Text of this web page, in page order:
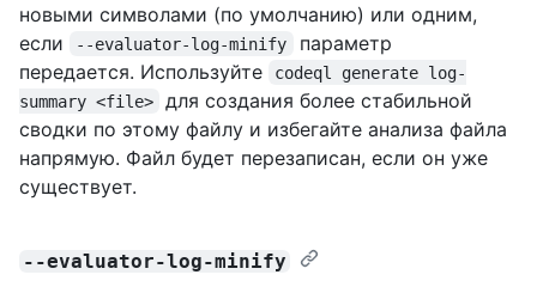
новыми символами (по умолчанию) или одним,
если
--evaluator-log-minify
параметр
передается. Используйте
codeql generate log-
summary <file>
для создания более стабильной
сводки по этому файлу и избегайте анализа файла
напрямую. Файл будет перезаписан, если он уже
существует.
--evaluator-log-minify